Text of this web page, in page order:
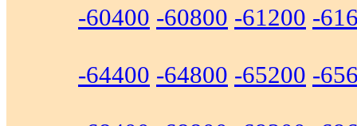
-60400 -60800 -61200 -
-64400 -64800 -65200 -